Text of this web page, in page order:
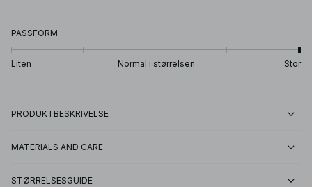
PASSFORM
Liten Normal i størrelsen Stor
PRODUKTBESKRIVELSE
MATERIALS AND CARE
STØRRELSESGUIDE